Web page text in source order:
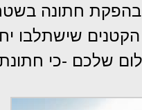
חתונה
שישתלבו
שלכם -כי